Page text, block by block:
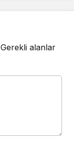
Gerekli alanlar